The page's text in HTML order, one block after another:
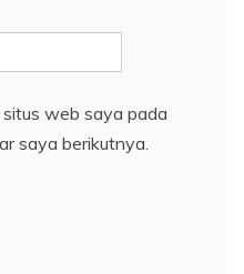
situs web saya pada
saya berikutnya.